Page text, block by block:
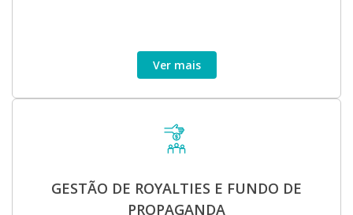
Ver mais
GESTÃO DE ROYALTIES E FUNDO DE
PROPAGANDA